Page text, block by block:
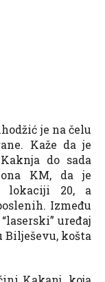
je na čelu
Kaže da je
do sada
KM, da je
lokaciji 20, a
Između
uređaj
Bilješevu, košta